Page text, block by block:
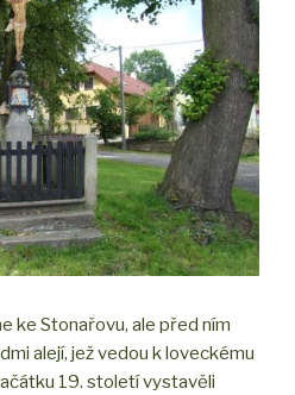
ke Stonařovu, ale před ním
alejí, jež vedou k loveckému
19. století vystavěli